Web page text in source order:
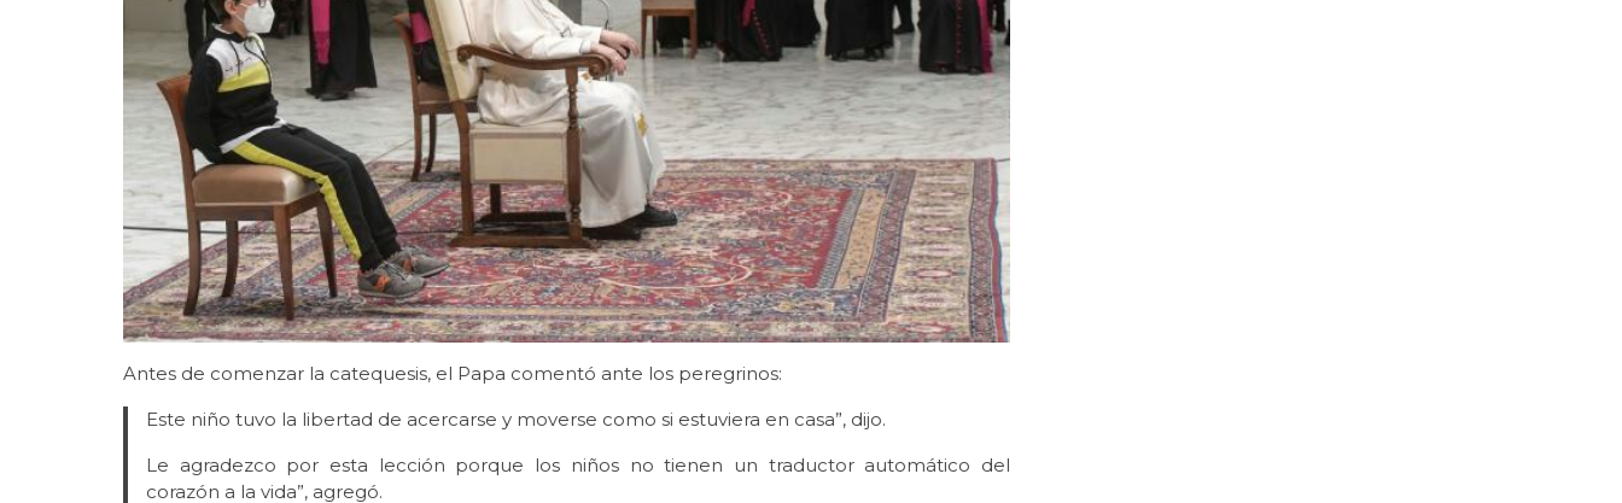
Antes de comenzar la catequesis, el Papa comentó ante los peregrinos:
Este niño tuvo la libertad de acercarse y moverse como si estuviera en casa”, dijo.
Le agradezco por esta lección porque los niños no tienen un traductor automático del
corazón a la vida”, agregó.